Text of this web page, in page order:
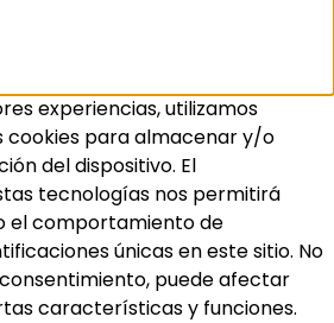
experiencias, utilizamos
cookies para almacenar y/o
del dispositivo. El
tecnologías nos permitirá
el comportamiento de
únicas en este sitio. No
puede afectar
características y funciones.